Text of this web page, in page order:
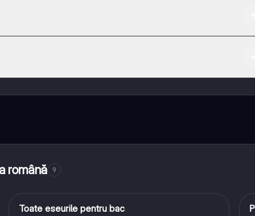
funcționalități!
română 9
Limba și literatura română
Toate eseurile pentru bac